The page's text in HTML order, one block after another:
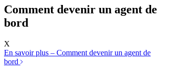
Comment devenir un agent de
bord
X
En savoir plus – Comment devenir un agent de
bord